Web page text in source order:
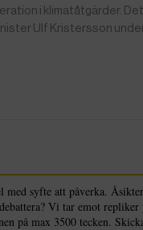
i klimatåtgärder.
Ulf Kristersson
med syfte att påverka.
Vi tar emot
på max 3500 tecken.